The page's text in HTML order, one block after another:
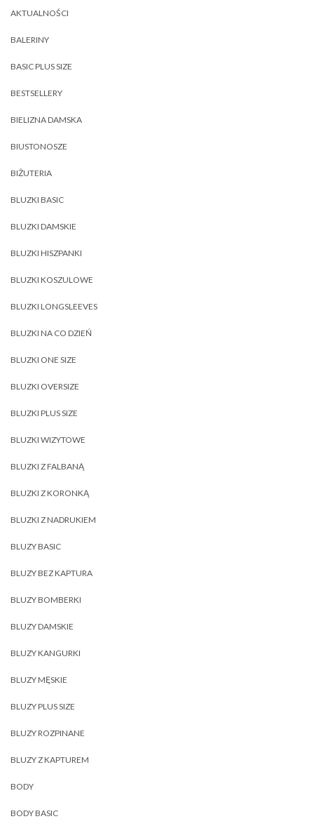
AKTUALNOŚCI
BALERINY
BASIC PLUS SIZE
BESTSELLERY
BIELIZNA DAMSKA
BIUSTONOSZE
BIŻUTERIA
BLUZKI BASIC
BLUZKI DAMSKIE
BLUZKI HISZPANKI
BLUZKI KOSZULOWE
BLUZKI LONGSLEEVES
BLUZKI NA CO DZIEŃ
BLUZKI ONE SIZE
BLUZKI OVERSIZE
BLUZKI PLUS SIZE
BLUZKI WIZYTOWE
BLUZKI Z FALBANĄ
BLUZKI Z KORONKĄ
BLUZKI Z NADRUKIEM
BLUZY BASIC
BLUZY BEZ KAPTURA
BLUZY BOMBERKI
BLUZY DAMSKIE
BLUZY KANGURKI
BLUZY MĘSKIE
BLUZY PLUS SIZE
BLUZY ROZPINANE
BLUZY Z KAPTUREM
BODY
BODY BASIC